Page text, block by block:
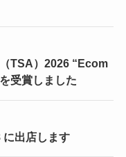
TSA）2026 “Ecom
受賞しました
出店します